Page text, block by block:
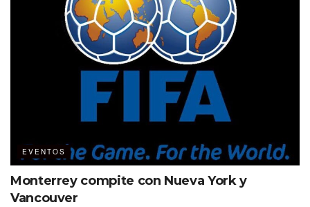
EVENTOS
Monterrey compite con Nueva York y
Vancouver